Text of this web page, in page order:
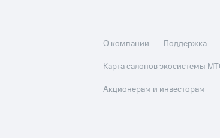
О компании Поддержка
Карта салонов экосистемы
Акционерам и инвесторам